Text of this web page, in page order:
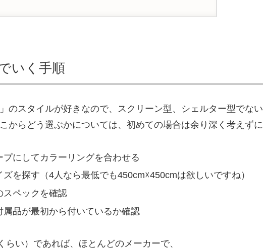
いく手順
のスタイルが好きなので、スクリーン型、シェルター型でない
からどう選ぶかについては、初めての場合は余り深く考えずに
にしてカラーリングを合わせる
を探す（4人なら最低でも450cm☓450cmは欲しいですね）
スペックを確認
品が最初から付いているか確認
い）であれば、ほとんどのメーカーで、